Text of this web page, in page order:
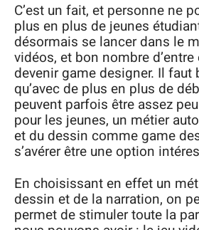
C’est un fait, et personne ne
plus en plus de jeunes
désormais se lancer dans le
vidéos, et bon nombre d’entre
devenir game designer. Il faut
qu’avec de plus en plus de
peuvent parfois être assez
pour les jeunes, un métier
et du dessin comme game
s’avérer être une option
En choisissant en effet un
dessin et de la narration, on
permet de stimuler toute la